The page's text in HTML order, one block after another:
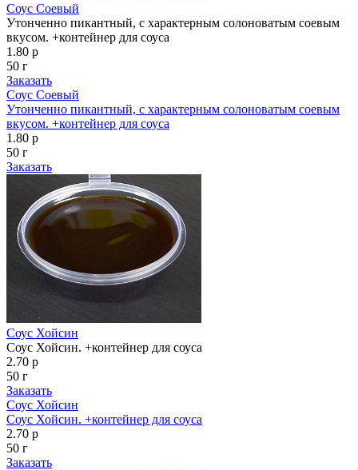
Соус Соевый
Утонченно пикантный, с характерным солоноватым соевым
вкусом. +контейнер для соуса
1.80 р
50 г
Заказать
Соус Соевый
Утонченно пикантный, с характерным солоноватым соевым
вкусом. +контейнер для соуса
1.80 р
50 г
Заказать
Соус Хойсин
Соус Хойсин. +контейнер для соуса
2.70 р
50 г
Заказать
Соус Хойсин
Соус Хойсин. +контейнер для соуса
2.70 р
50 г
Заказать